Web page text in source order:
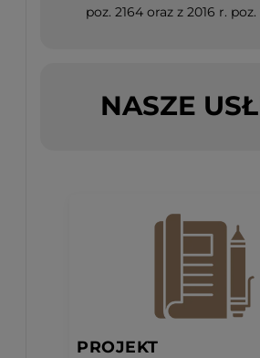
poz. 2164 oraz z 2016 r.
NASZE
PROJEKT